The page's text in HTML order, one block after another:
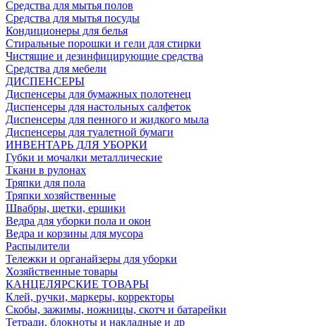
Средства для мытья полов
Средства для мытья посуды
Кондиционеры для белья
Стиральные порошки и гели для стирки
Чистящие и дезинфицирующие средства
Средства для мебели
ДИСПЕНСЕРЫ
Диспенсеры для бумажных полотенец
Диспенсеры для настольных салфеток
Диспенсеры для пенного и жидкого мыла
Диспенсеры для туалетной бумаги
ИНВЕНТАРЬ ДЛЯ УБОРКИ
Губки и мочалки металлические
Ткани в рулонах
Тряпки для пола
Тряпки хозяйственные
Швабры, щетки, ершики
Ведра для уборки пола и окон
Ведра и корзины для мусора
Распылители
Тележки и органайзеры для уборки
Хозяйственные товары
КАНЦЕЛЯРСКИЕ ТОВАРЫ
Клей, ручки, маркеры, корректоры
Скобы, зажимы, ножницы, скотч и батарейки
Тетради, блокноты и накладные и др